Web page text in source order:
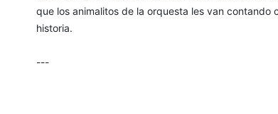
que los animalitos de la orquesta les van contando
historia.
---